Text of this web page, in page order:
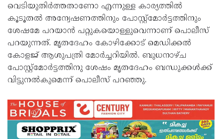
വെടിയുതിർത്തതാണോ എന്നുള്ള കാര്യത്തിൽ
കൂടൂതൽ അന്വേഷണത്തിനും പോസ്റ്റ്മോർട്ടത്തിനും
ശേഷമേ പറയാൻ പറ്റുകയൊള്ളുവെന്നാണ് പൊലീസ്
പറയുന്നത്. മൃതദേഹം കോഴിക്കോട് മെഡിക്കൽ
കോളജ് ആശുപത്രി മോർച്ചറിയിൽ. ബുധനാഴ്ച
പോസ്റ്റ്മോർട്ടത്തിനു ശേഷം മൃതദേഹം ബന്ധുക്കൾക്ക്
വിട്ടുനൽകുമെന്ന് പൊലീസ് പറഞ്ഞു.